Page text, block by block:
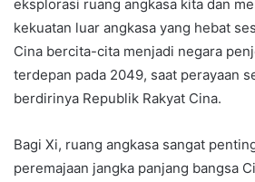
eksplorasi ruang angkasa kita dan
kekuatan luar angkasa yang hebat
Cina bercita-cita menjadi negara
terdepan pada 2049, saat perayaan
berdirinya Republik Rakyat Cina.
Bagi Xi, ruang angkasa sangat
peremajaan jangka panjang bangsa